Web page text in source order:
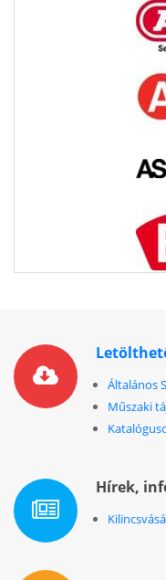
Általános
Műszaki
Hírek,